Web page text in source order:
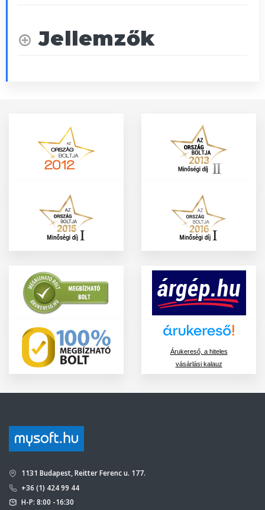
Jellemzők
Árukereső, a hiteles
vásárlási kalauz
1131 Budapest, Reitter Ferenc u. 177.
+36 (1) 424 99 44
H-P: 8:00 -16:30